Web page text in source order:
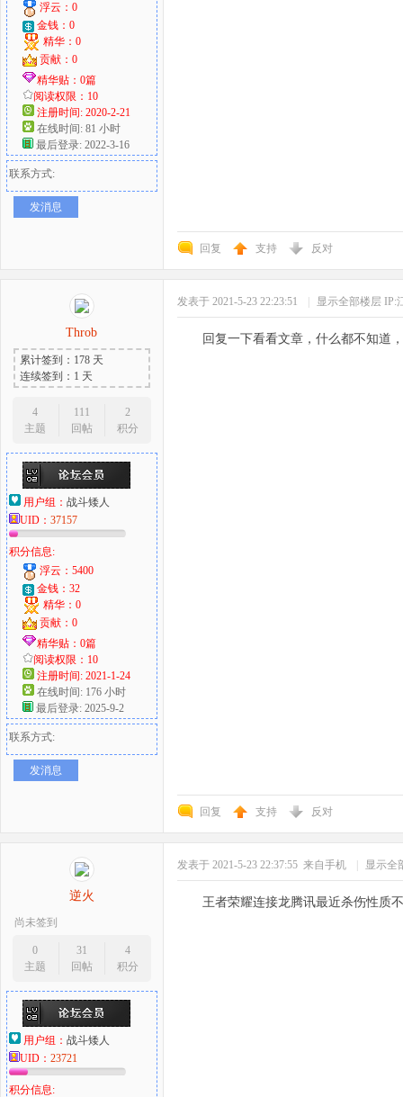
浮云：0
金钱：0
精华：0
贡献：0
精华贴：0篇
阅读权限：10
注册时间: 2020-2-21
在线时间: 81 小时
最后登录: 2022-3-16
联系方式:
发消息
回复 支持 反对
Throb
累计签到：178 天
连续签到：1 天
4
主题
111
回帖
2
积分
用户组： 战斗矮人
UID： 37157
积分信息:
浮云：5400
金钱：32
精华：0
贡献：0
精华贴：0篇
阅读权限：10
注册时间: 2021-1-24
在线时间: 176 小时
最后登录: 2025-9-2
联系方式:
发消息
发表于 2021-5-23 22:23:51 显示全部楼层 IP:
回复一下看看文章，什么都不知道
回复 支持 反对
逆火
尚未签到
0
主题
31
回帖
4
积分
用户组： 战斗矮人
UID： 23721
积分信息:
发表于 2021-5-23 22:37:55 来自手机 显示全
王者荣耀连接龙腾讯最近杀伤性质